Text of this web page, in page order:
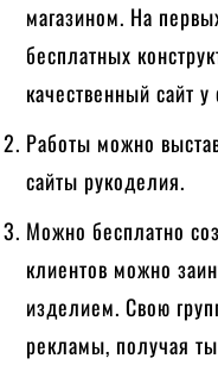
магазином. На
бесплатных
качественный сайт
Работы можно
сайты рукоделия.
Можно бесплатно
клиентов можно
изделием. Свою
рекламы, получая